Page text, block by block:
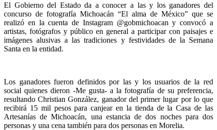
El Gobierno del Estado da a conocer a las y los ganadores del
concurso de fotografía Michoacán “El alma de México” que se
realizó en la cuenta de Instagram @gobmichoacan y convocó a
artistas, fotógrafos y público en general a participar con paisajes e
imágenes alusivas a las tradiciones y festividades de la Semana
Santa en la entidad.
Los ganadores fueron definidos por las y los usuarios de la red
social quienes dieron -Me gusta- a la fotografía de su preferencia,
resultando Christian González, ganador del primer lugar por lo que
recibirá 15 mil pesos para canjear en la tienda de la Casa de las
Artesanías de Michoacán, una estancia de dos noches para dos
personas y una cena también para dos personas en Morelia.